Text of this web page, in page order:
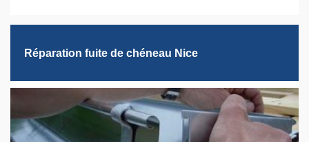
Réparation fuite de chéneau Nice